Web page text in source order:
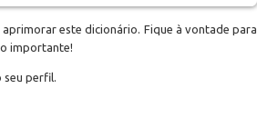
este dicionário. Fique à vontade para
importante!
seu perfil.